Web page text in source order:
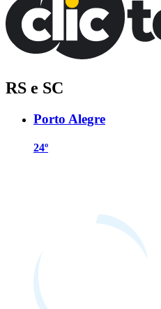
RS e SC
Porto Alegre
24º